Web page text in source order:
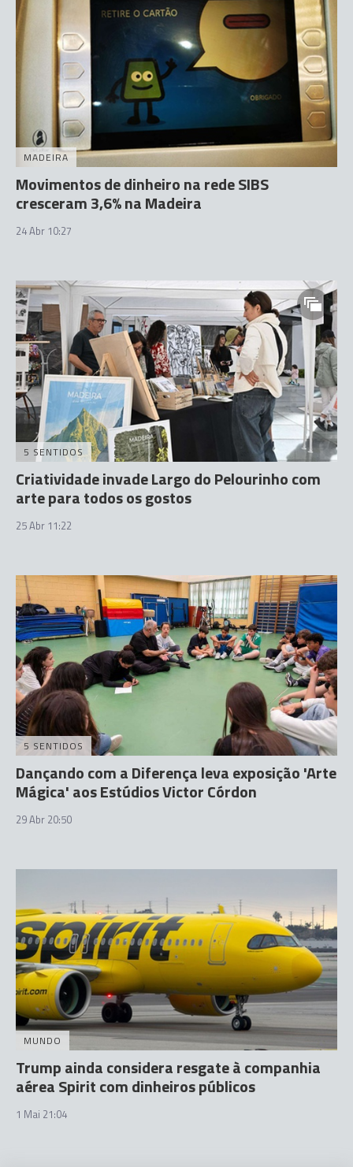
MADEIRA
Movimentos de dinheiro na rede SIBS
cresceram 3,6% na Madeira
24 Abr 10:27
5 SENTIDOS
Criatividade invade Largo do Pelourinho com
arte para todos os gostos
25 Abr 11:22
5 SENTIDOS
Dançando com a Diferença leva exposição 'Arte
Mágica' aos Estúdios Victor Córdon
29 Abr 20:50
MUNDO
Trump ainda considera resgate à companhia
aérea Spirit com dinheiros públicos
1 Mai 21:04